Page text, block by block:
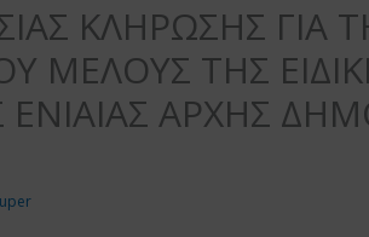
ΚΛΗΡΩΣΗΣ ΓΙΑ
ΜΕΛΟΥΣ ΤΗΣ
ΕΝΙΑΙΑΣ ΑΡΧΗΣ